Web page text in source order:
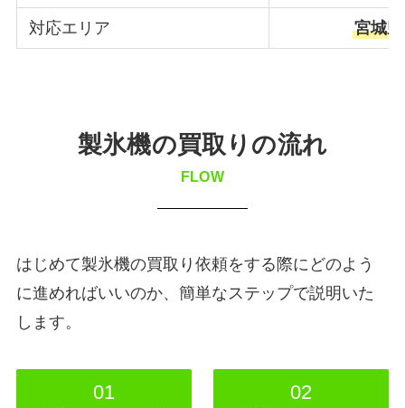
対応エリア 宮城
製氷機の買取りの流れ
FLOW
はじめて製氷機の買取り依頼をする際にどのよう
に進めればいいのか、簡単なステップで説明いた
します。
01 02